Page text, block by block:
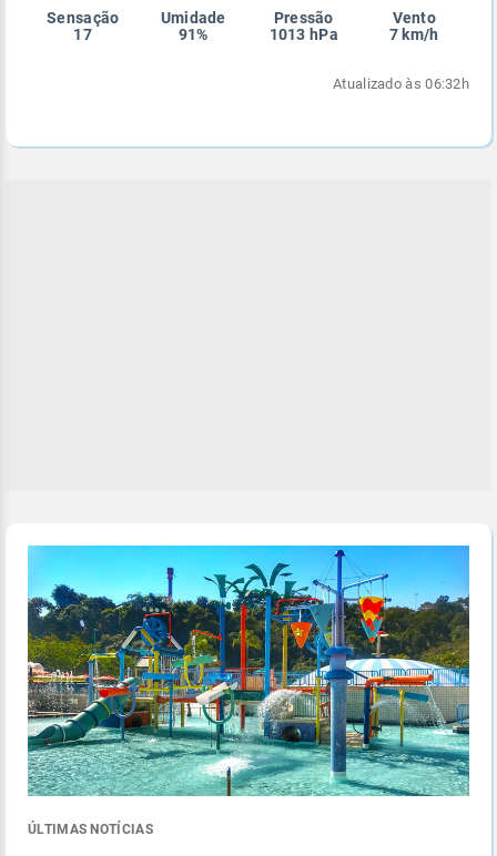
Sensação
17
Umidade
91%
Pressão
1013 hPa
Vento
7 km/h
Atualizado às 06:32h
ÚLTIMAS NOTÍCIAS
Enviar
Enviar
Enviar
Enviar
Enviar